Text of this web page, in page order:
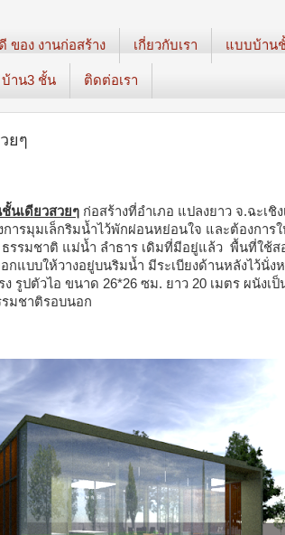
ของ งานก่อสร้าง เกี่ยวกับเรา แบบบ้าน
าน3 ชั้น ติดต่อเรา
ยๆ
นเดียวสวยๆ ก่อสร้างที่อำเภอ แปลงยาว จ.ฉะเชิ
การมุมเล็กริมน้ำไว้พักผ่อนหย่อนใจ และต้องการ
รรมชาติ แม่น้ำ ลำธาร เดิมที่มีอยู่แล้ว พื้นที่ใช้ส
กแบบให้วางอยู่บนริมน้ำ มีระเบียงด้านหลังไว้นั่ง
รูปตัวไอ ขนาด 26*26 ซม. ยาว 20 เมตร ผนังเป็
รมชาติรอบนอก